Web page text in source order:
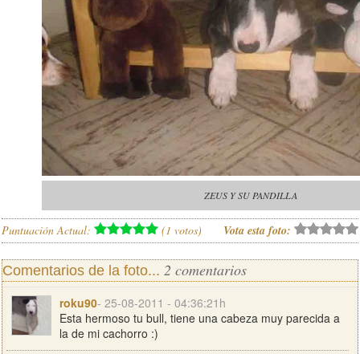
ZEUS Y SU PANDILLA
Puntuación Actual: (1 votos) Vota esta foto:
Comentarios de la foto... 2 comentarios
roku90- 25-08-2011 - 04:36:21h
Esta hermoso tu bull, tiene una cabeza muy parecida a
la de mi cachorro :)